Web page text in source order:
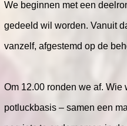
We beginnen met een
gedeeld wil worden. Vanuit
vanzelf, afgestemd op de
Om 12.00 ronden we af.
potluckbasis – samen een